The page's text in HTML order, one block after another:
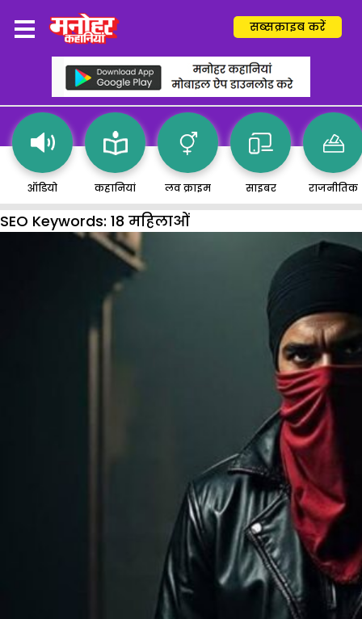
सब्सक्राइब करें
ऑडियो कहानियां लव क्राइम साइबर राजनीतिक
SEO Keywords: 18 महिलाओं